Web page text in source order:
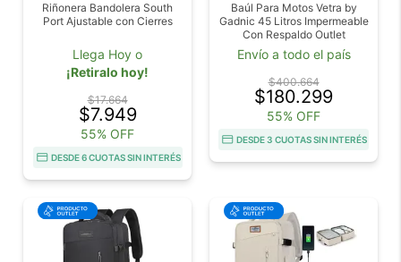
Riñonera Bandolera South
Port Ajustable con Cierres
Llega Hoy o
¡Retiralo hoy!
$17.664
$7.949
55% OFF
DESDE 6 CUOTAS SIN INTERÉS
Baúl Para Motos Vetra by
Gadnic 45 Litros Impermeable
Con Respaldo Outlet
Envío a todo el país
$400.664
$180.299
55% OFF
DESDE 3 CUOTAS SIN INTERÉS